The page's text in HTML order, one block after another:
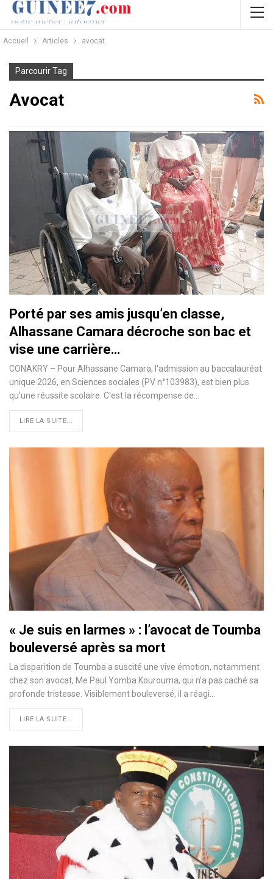
Accueil Articles avocat
Parcourir Tag
Avocat
Porté par ses amis jusqu’en classe,
Alhassane Camara décroche son bac et
vise une carrière…
CONAKRY – Pour Alhassane Camara, l'admission au baccalauréat
unique 2026, en Sciences sociales (PV n°103983), est bien plus
qu'une réussite scolaire. C'est la récompense de…
LIRE LA SUITE...
« Je suis en larmes » : l’avocat de Toumba
bouleversé après sa mort
La disparition de Toumba a suscité une vive émotion, notamment
chez son avocat, Me Paul Yomba Kourouma, qui n’a pas caché sa
profonde tristesse. Visiblement bouleversé, il a réagi…
LIRE LA SUITE...